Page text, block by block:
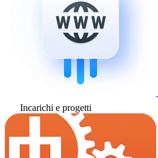
Incarichi e progetti